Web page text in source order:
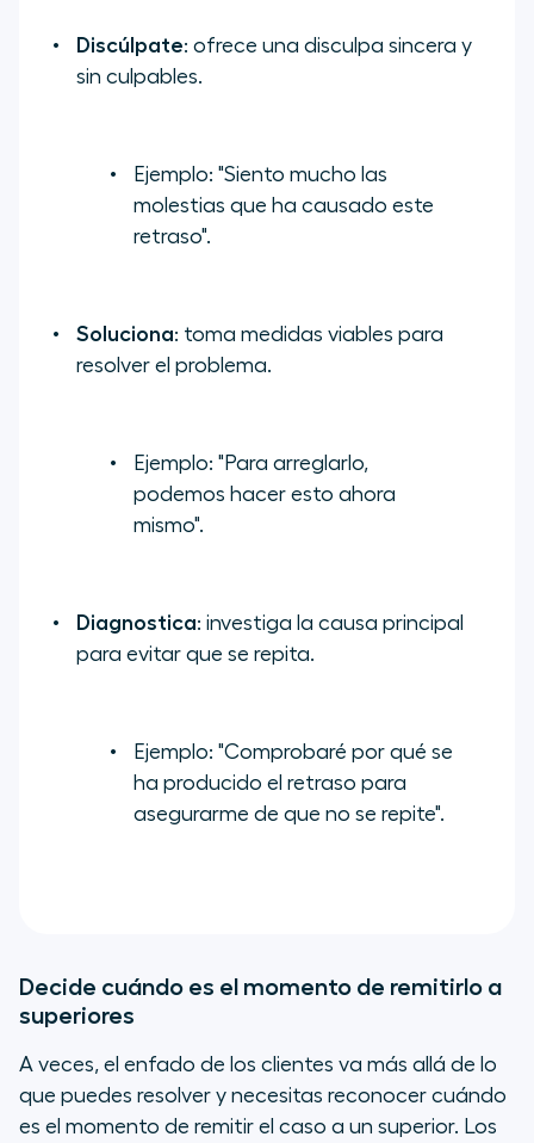
Discúlpate: ofrece una disculpa sincera y
sin culpables.
Ejemplo: "Siento mucho las
molestias que ha causado este
retraso".
Soluciona: toma medidas viables para
resolver el problema.
Ejemplo: "Para arreglarlo,
podemos hacer esto ahora
mismo".
Diagnostica: investiga la causa principal
para evitar que se repita.
Ejemplo: "Comprobaré por qué se
ha producido el retraso para
asegurarme de que no se repite".
Decide cuándo es el momento de remitirlo a
superiores
A veces, el enfado de los clientes va más allá de lo
que puedes resolver y necesitas reconocer cuándo
es el momento de remitir el caso a un superior. Los